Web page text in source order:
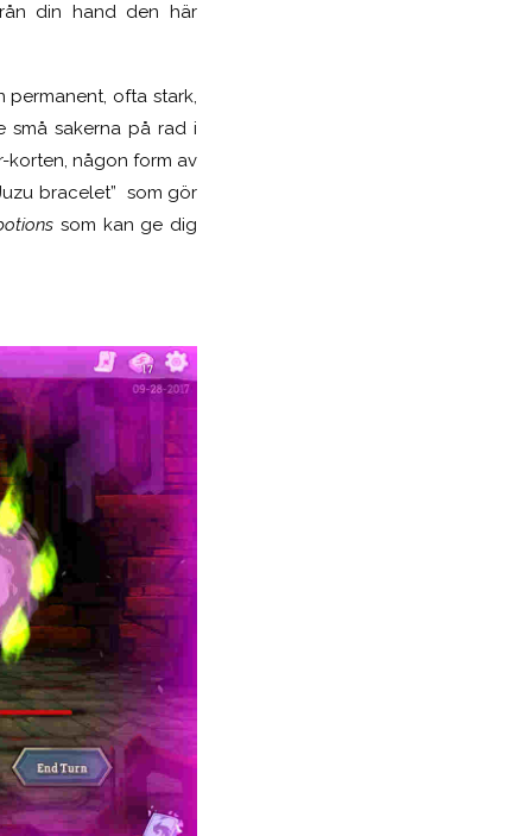
din hand den här
permanent, ofta stark,
små sakerna på rad i
korten, någon form av
bracelet” som gör
som kan ge dig